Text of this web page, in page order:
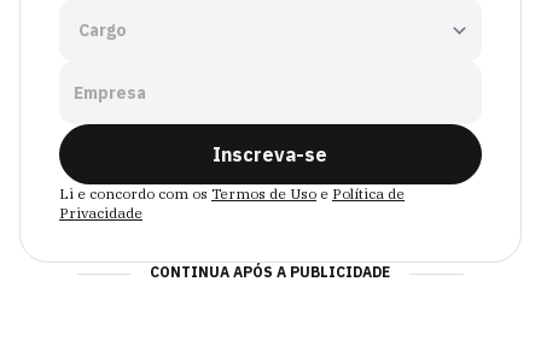
Empresa
Inscreva-se
Li e concordo com os Termos de Uso e Política de
Privacidade
CONTINUA APÓS A PUBLICIDADE